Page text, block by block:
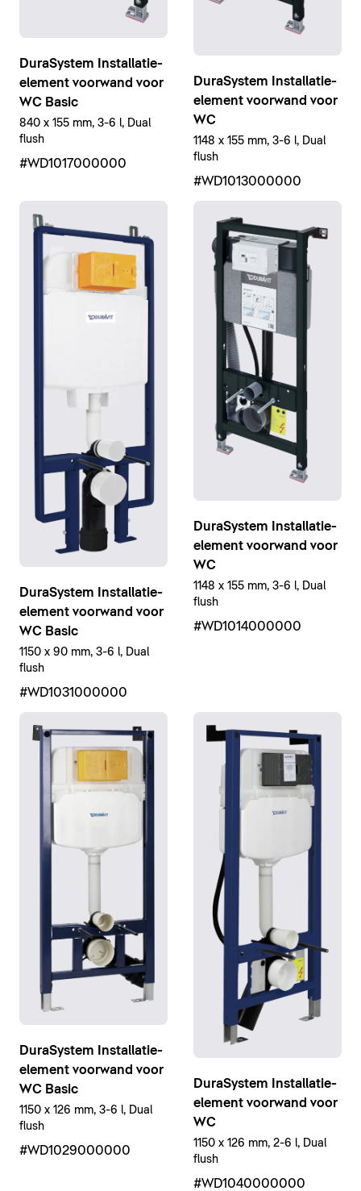
DuraSystem Installatie-
element voorwand voor
WC Basic
840 x 155 mm, 3-6 l, Dual
flush
#WD1017000000
DuraSystem Installatie-
element voorwand voor
WC
1148 x 155 mm, 3-6 l, Dual
flush
#WD1013000000
DuraSystem Installatie-
element voorwand voor
WC Basic
1150 x 90 mm, 3-6 l, Dual
flush
#WD1031000000
DuraSystem Installatie-
element voorwand voor
WC
1148 x 155 mm, 3-6 l, Dual
flush
#WD1014000000
DuraSystem Installatie-
element voorwand voor
WC Basic
1150 x 126 mm, 3-6 l, Dual
flush
#WD1029000000
DuraSystem Installatie-
element voorwand voor
WC
1150 x 126 mm, 2-6 l, Dual
flush
#WD1040000000